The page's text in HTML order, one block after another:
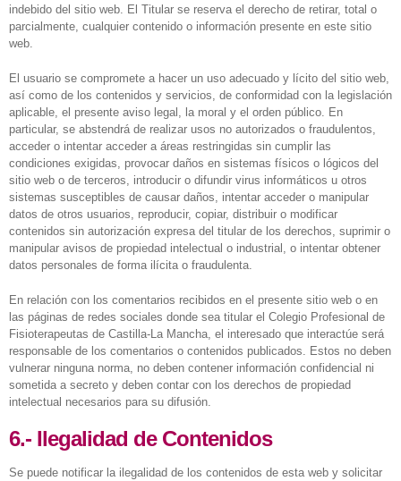
indebido del sitio web. El Titular se reserva el derecho de retirar, total o
parcialmente, cualquier contenido o información presente en este sitio
web.
El usuario se compromete a hacer un uso adecuado y lícito del sitio web,
así como de los contenidos y servicios, de conformidad con la legislación
aplicable, el presente aviso legal, la moral y el orden público. En
particular, se abstendrá de realizar usos no autorizados o fraudulentos,
acceder o intentar acceder a áreas restringidas sin cumplir las
condiciones exigidas, provocar daños en sistemas físicos o lógicos del
sitio web o de terceros, introducir o difundir virus informáticos u otros
sistemas susceptibles de causar daños, intentar acceder o manipular
datos de otros usuarios, reproducir, copiar, distribuir o modificar
contenidos sin autorización expresa del titular de los derechos, suprimir o
manipular avisos de propiedad intelectual o industrial, o intentar obtener
datos personales de forma ilícita o fraudulenta.
En relación con los comentarios recibidos en el presente sitio web o en
las páginas de redes sociales donde sea titular el Colegio Profesional de
Fisioterapeutas de Castilla-La Mancha, el interesado que interactúe será
responsable de los comentarios o contenidos publicados. Estos no deben
vulnerar ninguna norma, no deben contener información confidencial ni
sometida a secreto y deben contar con los derechos de propiedad
intelectual necesarios para su difusión.
6.- Ilegalidad de Contenidos
Se puede notificar la ilegalidad de los contenidos de esta web y solicitar